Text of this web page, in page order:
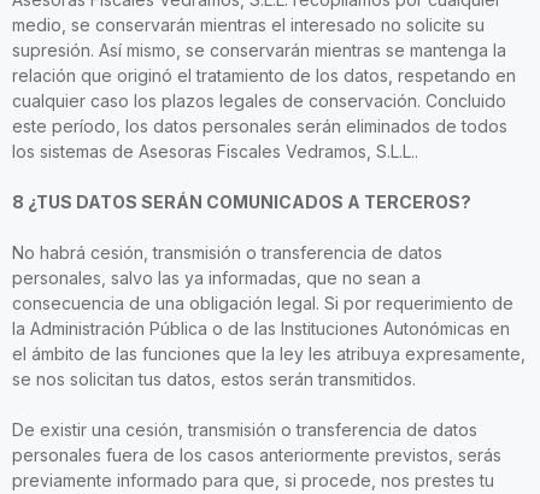
medio, se conservarán mientras el interesado no solicite su
supresión. Así mismo, se conservarán mientras se mantenga la
relación que originó el tratamiento de los datos, respetando en
cualquier caso los plazos legales de conservación. Concluido
este período, los datos personales serán eliminados de todos
los sistemas de Asesoras Fiscales Vedramos, S.L.L..
8 ¿TUS DATOS SERÁN COMUNICADOS A TERCEROS?
No habrá cesión, transmisión o transferencia de datos
personales, salvo las ya informadas, que no sean a
consecuencia de una obligación legal. Si por requerimiento de
la Administración Pública o de las Instituciones Autonómicas en
el ámbito de las funciones que la ley les atribuya expresamente,
se nos solicitan tus datos, estos serán transmitidos.
De existir una cesión, transmisión o transferencia de datos
personales fuera de los casos anteriormente previstos, serás
previamente informado para que, si procede, nos prestes tu